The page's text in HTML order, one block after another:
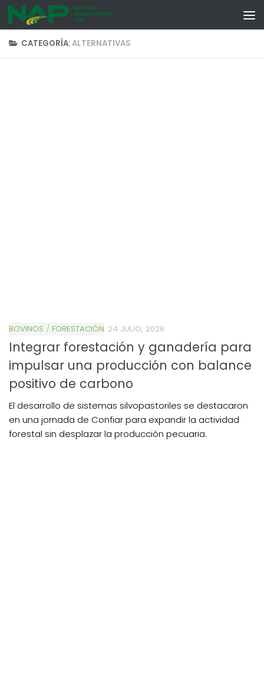
Skip to content
CATEGORÍA:ALTERNATIVAS
BOVINOS / FORESTACIÓN 24 JULIO, 2026
Integrar forestación y ganadería para
impulsar una producción con balance
positivo de carbono
El desarrollo de sistemas silvopastoriles se destacaron
en una jornada de Confiar para expandir la actividad
forestal sin desplazar la producción pecuaria.